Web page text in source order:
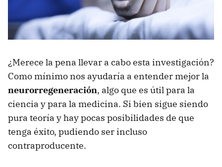
¿Merece la pena llevar a cabo esta investigación?
Como mínimo nos ayudaría a entender mejor la
neurorregeneración, algo que es útil para la
ciencia y para la medicina. Si bien sigue siendo
pura teoría y hay pocas posibilidades de que
tenga éxito, pudiendo ser incluso
contraproducente.